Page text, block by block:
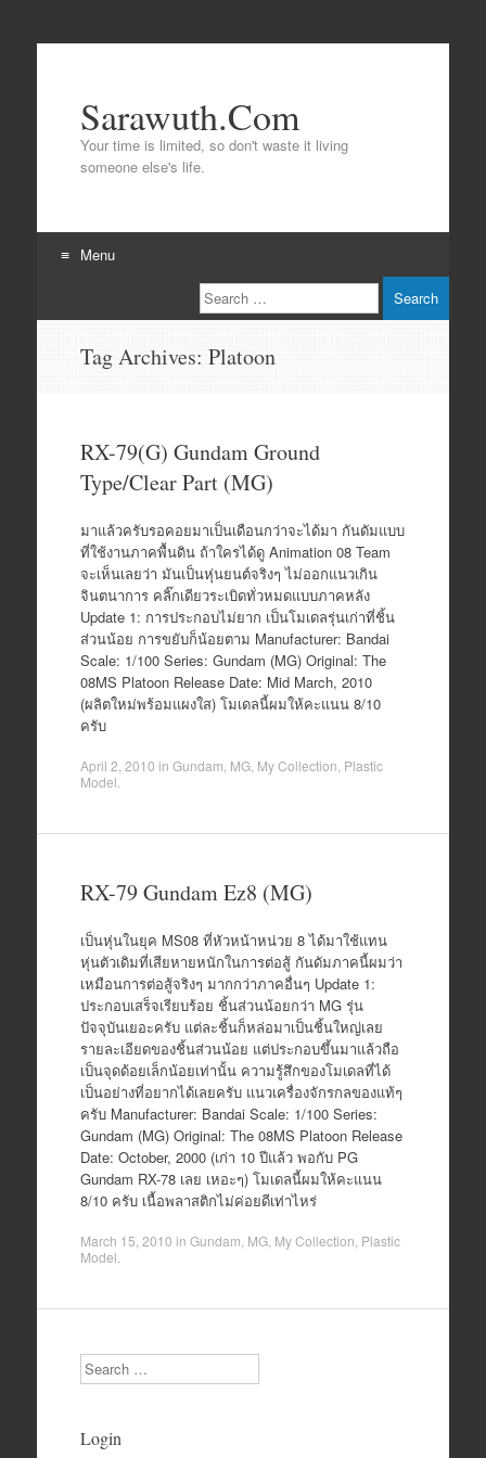
Sarawuth.Com
Your time is limited, so don't waste it living
someone else's life.
Menu
to
Search
Tag Archives: Platoon
RX-79(G) Gundam Ground
Type/Clear Part (MG)
มาแล้วครับรอคอยมาเป็นเดือนกว่าจะได้มา กันดัมแบบ
ที่ใช้งานภาคพื้นดิน ถ้าใครได้ดู Animation 08 Team
จะเห็นเลยว่า มันเป็นหุ่นยนต์จริงๆ ไม่ออกแนวเกิน
จินตนาการ คลิ๊กเดียวระเบิดทั่วหมดแบบภาคหลัง
Update 1: การประกอบไม่ยาก เป็นโมเดลรุ่นเก่าที่ชิ้น
ส่วนน้อย การขยับก็น้อยตาม Manufacturer: Bandai
Scale: 1/100 Series: Gundam (MG) Original: The
08MS Platoon Release Date: Mid March, 2010
(ผลิตใหม่พร้อมแผงใส) โมเดลนี้ผมให้คะแนน 8/10
ครับ
April 2, 2010 in Gundam MG, My Collection Plastic
Model
RX-79 Gundam Ez8 (MG)
เป็นหุ่นในยุค MS08 ที่หัวหน้าหน่วย 8 ได้มาใช้แทน
หุ่นตัวเดิมที่เสียหายหนักในการต่อสู้ กันดัมภาคนี้ผมว่า
เหมือนการต่อสู้จริงๆ มากกว่าภาคอื่นๆ Update 1:
ประกอบเสร็จเรียบร้อย ชิ้นส่วนน้อยกว่า MG รุ่น
ปัจจุบันเยอะครับ แต่ละชิ้นก็หล่อมาเป็นชิ้นใหญ่เลย
รายละเอียดของชิ้นส่วนน้อย แต่ประกอบขึ้นมาแล้วถือ
เป็นจุดด้อยเล็กน้อยเท่านั้น ความรู้สึกของโมเดลที่ได้
เป็นอย่างที่อยากได้เลยครับ แนวเครื่องจักรกลของแท้ๆ
ครับ Manufacturer: Bandai Scale: 1/100 Series:
Gundam (MG) Original: The 08MS Platoon Release
Date: October, 2000 (เก่า 10 ปีแล้ว พอกับ PG
Gundam RX-78 เลย เหอะๆ) โมเดลนี้ผมให้คะแนน
8/10 ครับ เนื้อพลาสติกไม่ค่อยดีเท่าไหร่
March 15, 2010 in Gundam MG, My Collection Plastic
Model
Search
Login